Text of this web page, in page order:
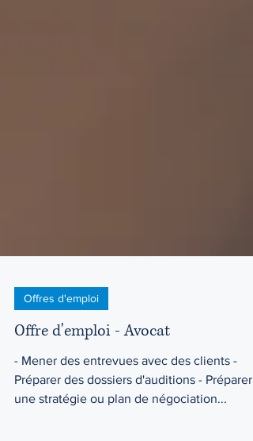
Offres d'emploi
Offre d'emploi - Avocat
- Mener des entrevues avec des clients -
Préparer des dossiers d'auditions - Préparer